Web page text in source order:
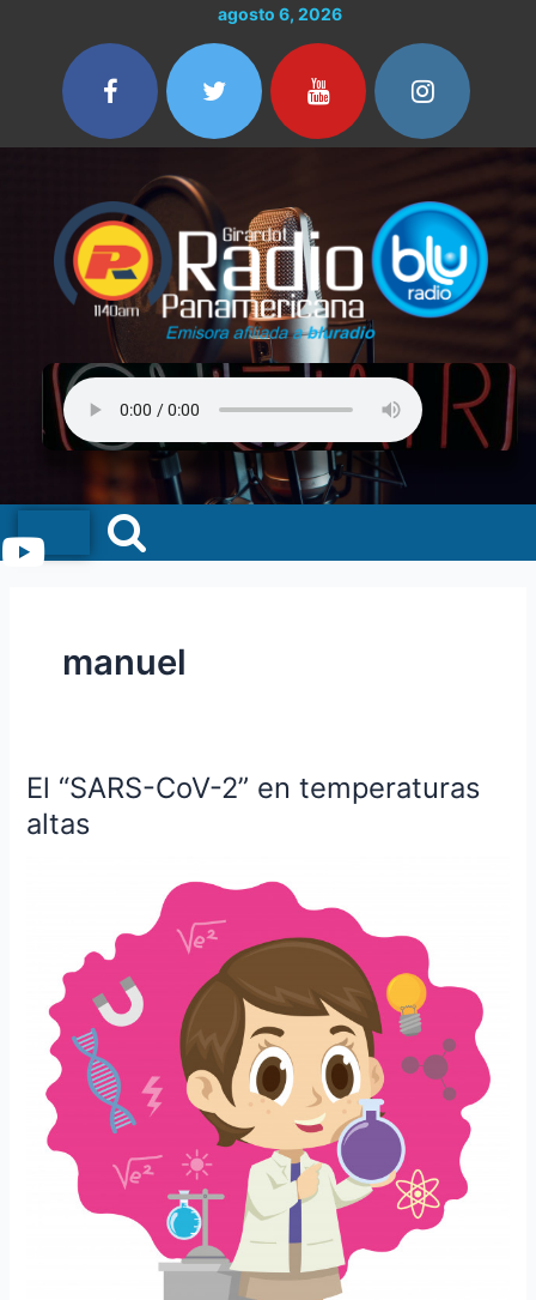
contenido
agosto 6, 2026
Menu
manuel
El “SARS-CoV-2” en temperaturas
altas
El
“SARS-
CoV-